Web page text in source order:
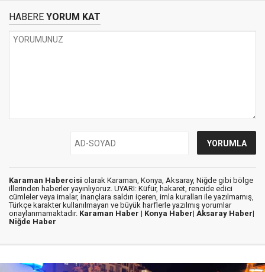
HABERE YORUM KAT
Karaman Habercisi olarak Karaman, Konya, Aksaray, Niğde gibi bölge
illerinden haberler yayınlıyoruz. UYARI: Küfür, hakaret, rencide edici
cümleler veya imalar, inançlara saldırı içeren, imla kuralları ile yazılmamış,
Türkçe karakter kullanılmayan ve büyük harflerle yazılmış yorumlar
onaylanmamaktadır. Karaman Haber | Konya Haber| Aksaray Haber|
Niğde Haber